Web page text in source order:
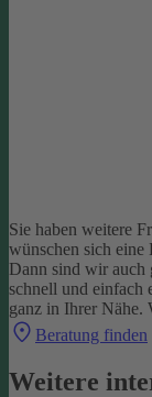
Sie haben weitere
wünschen sich eine
Dann sind wir auch
schnell und
ganz in Ihrer Nähe.
Beratung finden
Weitere